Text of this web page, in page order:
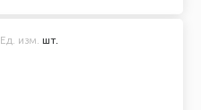
Ед. изм. шт.